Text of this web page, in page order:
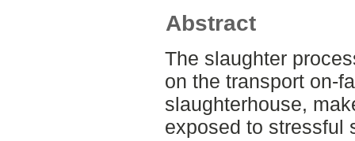
Abstract
The slaughter
on the transport on-
slaughterhouse,
exposed to stressful